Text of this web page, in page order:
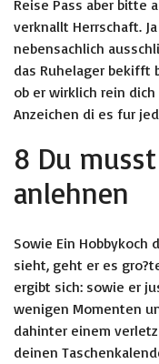
Reise Pass aber bitte
verknallt Herrschaft.
nebensachlich
das Ruhelager bekifft
ob er wirklich rein
Anzeichen di es fur
8 Du
anlehnen
Sowie Ein Hobbykoch
sieht, geht er es
ergibt sich: sowie er
wenigen Momenten
dahinter einem
deinen